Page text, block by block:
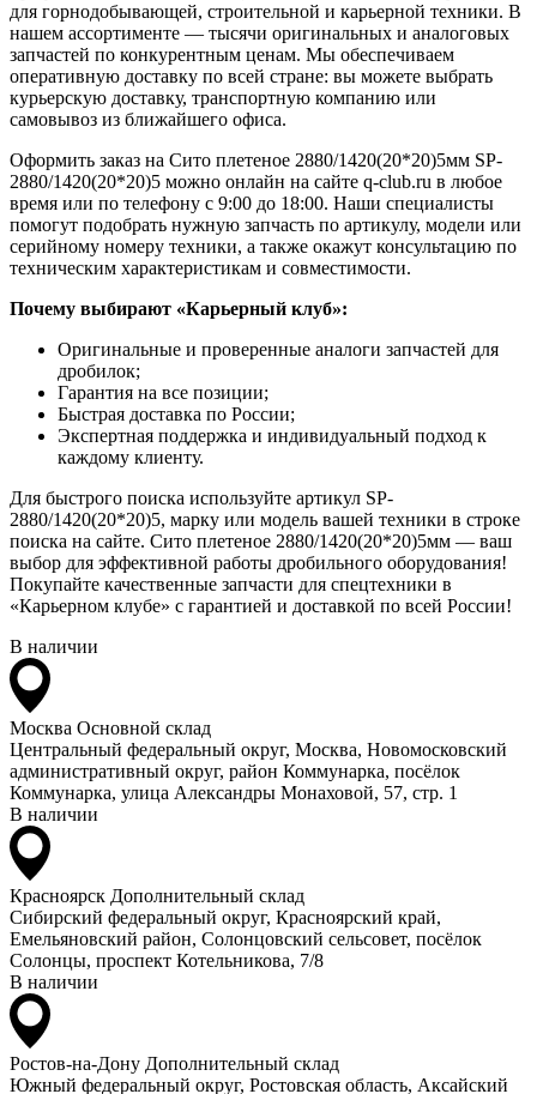
для горнодобывающей, строительной и карьерной техники. В
нашем ассортименте — тысячи оригинальных и аналоговых
запчастей по конкурентным ценам. Мы обеспечиваем
оперативную доставку по всей стране: вы можете выбрать
курьерскую доставку, транспортную компанию или
самовывоз из ближайшего офиса.
Оформить заказ на Сито плетеное 2880/1420(20*20)5мм SP-
2880/1420(20*20)5 можно онлайн на сайте q-club.ru в любое
время или по телефону с 9:00 до 18:00. Наши специалисты
помогут подобрать нужную запчасть по артикулу, модели или
серийному номеру техники, а также окажут консультацию по
техническим характеристикам и совместимости.
Почему выбирают «Карьерный клуб»:
Оригинальные и проверенные аналоги запчастей для
дробилок;
Гарантия на все позиции;
Быстрая доставка по России;
Экспертная поддержка и индивидуальный подход к
каждому клиенту.
Для быстрого поиска используйте артикул SP-
2880/1420(20*20)5, марку или модель вашей техники в строке
поиска на сайте. Сито плетеное 2880/1420(20*20)5мм — ваш
выбор для эффективной работы дробильного оборудования!
Покупайте качественные запчасти для спецтехники в
«Карьерном клубе» с гарантией и доставкой по всей России!
В наличии
Москва Основной склад
Центральный федеральный округ, Москва, Новомосковский
административный округ, район Коммунарка, посёлок
Коммунарка, улица Александры Монаховой, 57, стр. 1
В наличии
Красноярск Дополнительный склад
Сибирский федеральный округ, Красноярский край,
Емельяновский район, Солонцовский сельсовет, посёлок
Солонцы, проспект Котельникова, 7/8
В наличии
Ростов-на-Дону Дополнительный склад
Южный федеральный округ, Ростовская область, Аксайский